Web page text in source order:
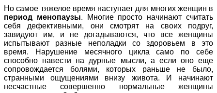
Но самое тяжелое время наступает для многих женщин в
период менопаузы. Многие просто начинают считать
себя дефективными, они смотрят на своих подруг,
завидуют им, и не догадываются, что все женщины
испытывают разные неполадки со здоровьем в это
время. Нарушение месячного цикла само по себе
способно навести на дурные мысли, а если оно еще
сопровождается болями, которых раньше не было,
странными ощущениями внизу живота. И начинают
несчастные совершенно нормальные женщины